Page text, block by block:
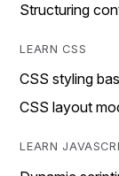
Structuring
LEARN CSS
CSS styling
CSS layout
LEARN